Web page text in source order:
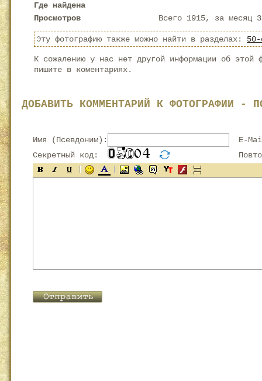
Где найдена
Просмотров
Всего 1915, за месяц
Эту фотографию также можно найти в разделах:
К сожалению у нас нет другой информации об
пишите в коментариях.
ДОБАВИТЬ КОММЕНТАРИЙ К ФОТОГРАФИИ -
Имя (Псевдоним):
E-
Секретный код: